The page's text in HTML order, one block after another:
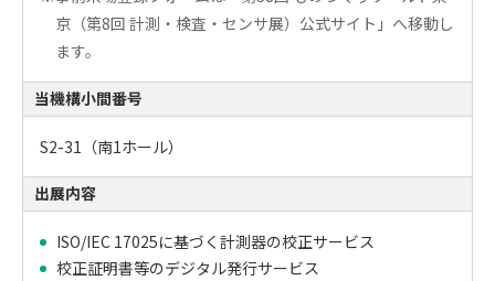
京（第8回 計測・検査・センサ展）公式サイト」へ移動し
ます。
当機構小間番号
S2-31（南1ホール）
出展内容
ISO/IEC 17025に基づく計測器の校正サービス
校正証明書等のデジタル発行サービス